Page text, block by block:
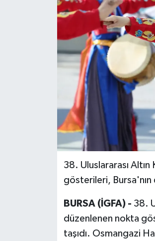
38. Uluslararası Altın
gösterileri, Bursa'nın
BURSA (İGFA) - 38.
düzenlenen nokta
taşıdı. Osmangazi